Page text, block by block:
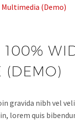
Multimedia (Demo)
100%
(DEMO)
gravida nibh vel
lorem quis